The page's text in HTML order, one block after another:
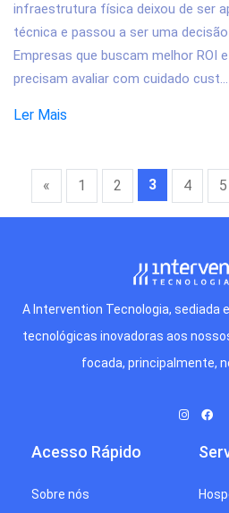
infraestrutura física deixou de ser
técnica e passou a ser uma
Empresas que buscam melhor ROI
precisam avaliar com cuidado cust...
Ler Mais
« 1 2 3 4 5
A Intervention Tecnologia, sediada
tecnológicas inovadoras aos
focada, principalmente,
Acesso Rápido
Sobre nós